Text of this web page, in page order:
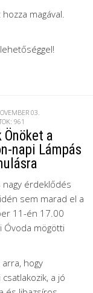
magával.
03.
961
Önöket a
napi Lámpás
nagy érdeklődés
sem marad el a
11-én 17.00
Óvoda mögötti
hogy
a jó